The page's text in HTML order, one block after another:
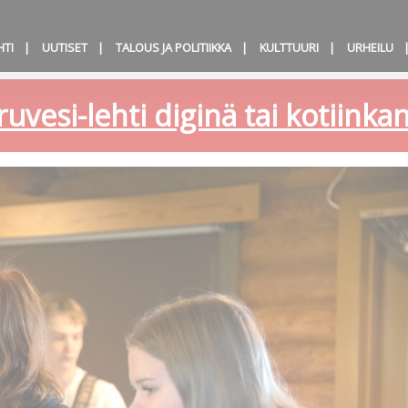
UUTISET TALOUS JA POLITIIKKA KULTTUURI URHEILU
lehti diginä tai